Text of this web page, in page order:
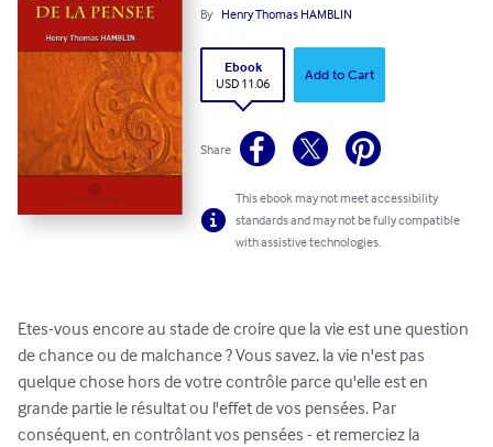
By Henry Thomas HAMBLIN
Ebook
USD 11.06
Add to Cart
Share
This ebook may not meet accessibility
standards and may not be fully compatible
with assistive technologies.
Etes-vous encore au stade de croire que la vie est une question
de chance ou de malchance ? Vous savez, la vie n'est pas
quelque chose hors de votre contrôle parce qu'elle est en
grande partie le résultat ou l'effet de vos pensées. Par
conséquent, en contrôlant vos pensées - et remerciez la